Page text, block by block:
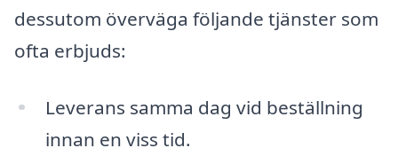
dessutom överväga följande tjänster som
ofta erbjuds:
Leverans samma dag vid beställning
innan en viss tid.